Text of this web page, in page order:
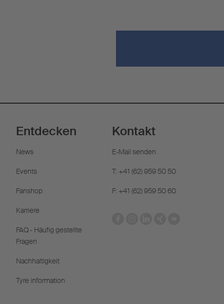
Entdecken
News
Events
Fanshop
Karriere
FAQ - Häufig gestellte
Fragen
Nachhaltigkeit
Tyre information
Kontakt
E-Mail senden
T: +41 (62) 959 50 50
F: +41 (62) 959 50 60